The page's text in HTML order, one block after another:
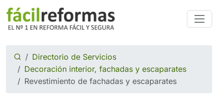
Directorio de Servicios
Decoración interior, fachadas y escaparates
Revestimiento de fachadas y escaparates